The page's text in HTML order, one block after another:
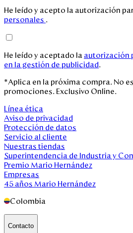
Viaje
Outlet
Disney
Mi cuenta
Blog
Servicio al cliente
Nuestras Tiendas
He leído y acepto la autorización
personales .
He leído y aceptado la autorización
en la gestión de publicidad.
*Aplica en la próxima compra. No
promociones. Exclusivo Online.
Línea ética
Aviso de privacidad
Protección de datos
Servicio al cliente
Nuestras tiendas
Superintendencia de Industria y
Premio Mario Hernández
Empresas
45 años Mario Hernández
Colombia
Contacto